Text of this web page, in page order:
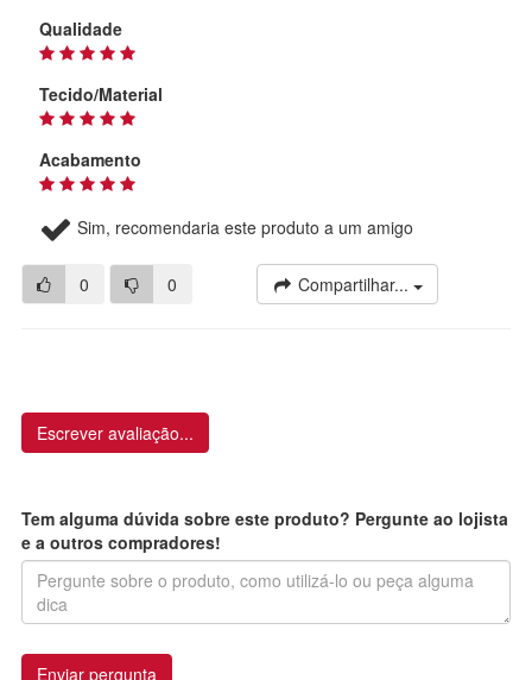
Qualidade
Tecido/Material
Acabamento
Sim, recomendaria este produto a um amigo
0 0 Compartilhar...
Escrever avaliação...
Tem alguma dúvida sobre este produto? Pergunte ao lojista
e a outros compradores!
Enviar pergunta